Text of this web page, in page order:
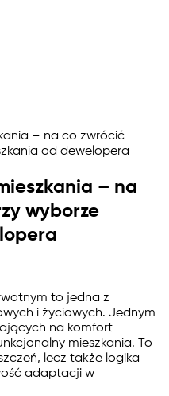
– na co zwrócić
od dewelopera
– na
wyborze
to jedna z
i życiowych. Jednym
na komfort
mieszkania. To
lecz także logika
adaptacji w